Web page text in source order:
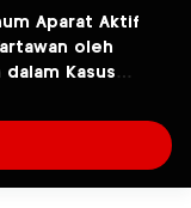
Aparat Aktif
oleh
dalam Kasus